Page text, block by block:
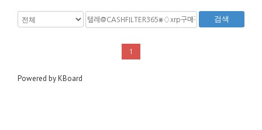
검색
1
Powered by KBoard